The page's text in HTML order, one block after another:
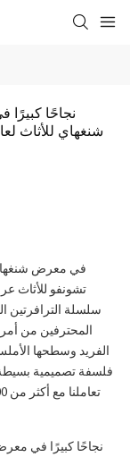
تشونفو للأثاث
سلسلة الترافرتين
المحترفين من
الفريد وسطحها
فلسفة تصميمية